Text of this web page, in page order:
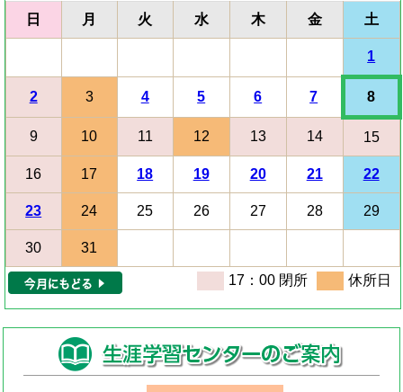
日 月 火 水 木 金 土
1
2 3 4 5 6 7 8
9 10 11 12 13 14 15
16 17 18 19 20 21 22
23 24 25 26 27 28 29
30 31
休所日
17：00 閉所